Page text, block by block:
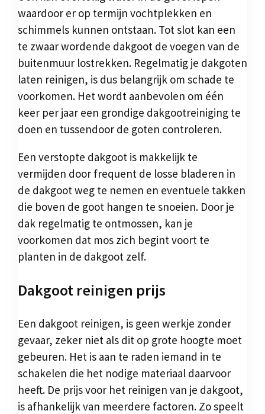
waardoor er op termijn vochtplekken en
schimmels kunnen ontstaan. Tot slot kan een
te zwaar wordende dakgoot de voegen van de
buitenmuur lostrekken. Regelmatig je dakgoten
laten reinigen, is dus belangrijk om schade te
voorkomen. Het wordt aanbevolen om één
keer per jaar een grondige dakgootreiniging te
doen en tussendoor de goten controleren.
Een verstopte dakgoot is makkelijk te
vermijden door frequent de losse bladeren in
de dakgoot weg te nemen en eventuele takken
die boven de goot hangen te snoeien. Door je
dak regelmatig te ontmossen, kan je
voorkomen dat mos zich begint voort te
planten in de dakgoot zelf.
Dakgoot reinigen prijs
Een dakgoot reinigen, is geen werkje zonder
gevaar, zeker niet als dit op grote hoogte moet
gebeuren. Het is aan te raden iemand in te
schakelen die het nodige materiaal daarvoor
heeft. De prijs voor het reinigen van je dakgoot,
is afhankelijk van meerdere factoren. Zo speelt